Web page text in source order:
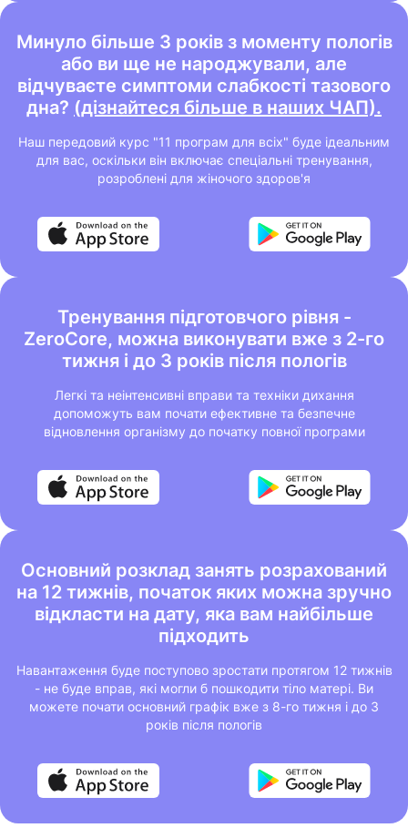
Минуло більше 3 років з моменту пологів
або ви ще не народжували, але
відчуваєте симптоми слабкості тазового
дна? (дізнайтеся більше в наших ЧАП).
Наш передовий курс "11 програм для всіх" буде ідеальним
для вас, оскільки він включає спеціальні тренування,
розроблені для жіночого здоров'я
Тренування підготовчого рівня -
ZeroCore, можна виконувати вже з 2-го
тижня і до 3 років після пологів
Легкі та неінтенсивні вправи та техніки дихання
допоможуть вам почати ефективне та безпечне
відновлення організму до початку повної програми
Основний розклад занять розрахований
на 12 тижнів, початок яких можна зручно
відкласти на дату, яка вам найбільше
підходить
Навантаження буде поступово зростати протягом 12 тижнів
- не буде вправ, які могли б пошкодити тіло матері. Ви
можете почати основний графік вже з 8-го тижня і до 3
років після пологів